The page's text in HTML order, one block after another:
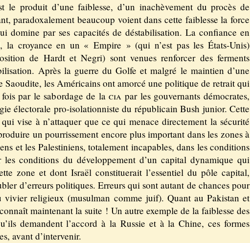
le produit d’une faiblesse, d’un inachèvement du procès de
paradoxalement beaucoup voient dans cette faiblesse la force
domine par ses capacités de déstabilisation. La confiance en
la croyance en un « Empire » (qui n’est pas les États-Unis)
de Hardt et Negri) sont venues renforcer des ferments
Après la guerre du Golfe et malgré le maintien d’une
Saoudite, les Américains ont amorcé une politique de retrait qui
fois par le sabordage de lacia par les gouvernants démocrates,
électorale pro-isolationniste du républicain Bush junior. Cette
vise à n’attaquer que ce qui menace directement la sécurité
un pourrissement encore plus important dans les zones à
et les Palestiniens, totalement incapables, dans les conditions
les conditions du développement d’un capital dynamique qui
zone et dont Israël constituerait l’essentiel du pôle capital,
d’erreurs politiques. Erreurs qui sont autant de chances pour
vivier religieux (musulman comme juif). Quant au Pakistan et
maintenant la suite ! Un autre exemple de la faiblesse des
demandent l’accord à la Russie et à la Chine, ces formes
avant d’intervenir.